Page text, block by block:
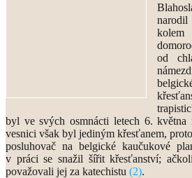
kolem
od
byl ve svých osmnácti letech 6.
vesnici však byl jediným křesťanem,
posluhovač na belgické kaučukové
v práci se snažil šířit křesťanství;
považovali jej za katechistu (2).